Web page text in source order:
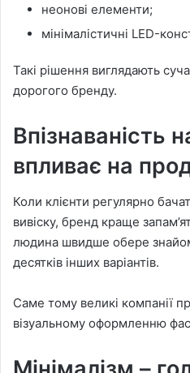
неонові елементи;
мінімалістичні LED-
Такі рішення виглядають
дорогого бренду.
Впізнаваність
впливає на
Коли клієнти регулярно
вивіску, бренд краще
людина швидше обере
десятків інших варіантів.
Саме тому великі компанії
візуальному оформленню